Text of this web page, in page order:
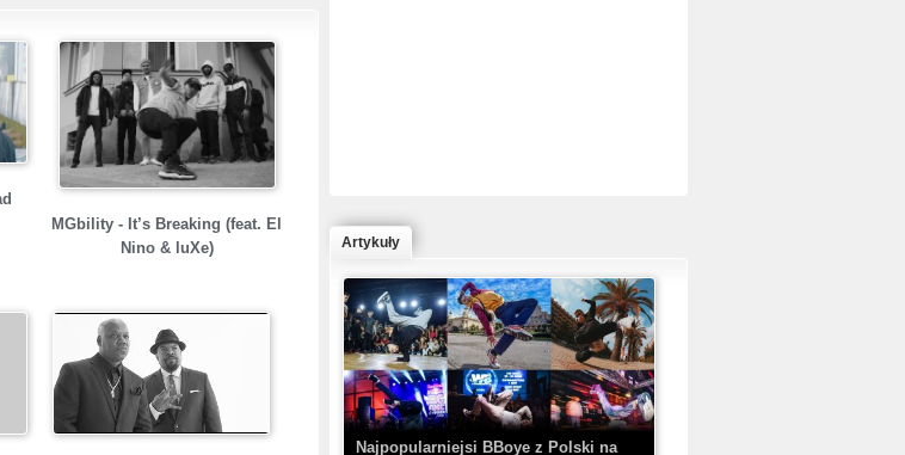
MGbility - It’s Breaking (feat. El
Nino & luXe)
Kaczorex w najnowszym klipie: HRYPA
– Kobieta z walizką
Artykuły
Najpopularniejsi BBoye z Polski na